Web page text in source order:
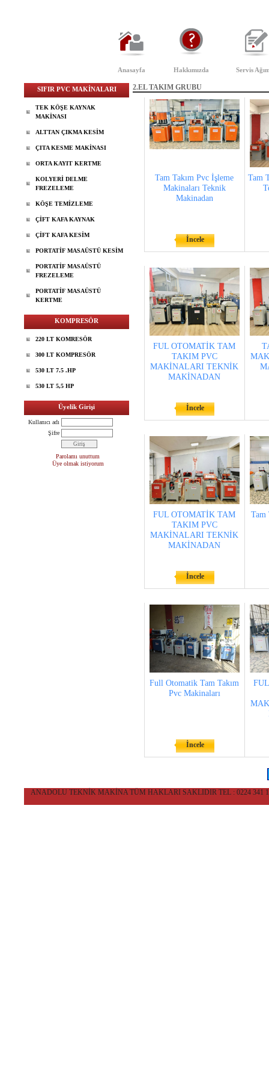
Anasayfa Hakkımızda Servis
SIFIR PVC MAKİNALARI
TEK KÖŞE KAYNAK
MAKİNASI
ALTTAN ÇIKMA KESİM
ÇITA KESME MAKİNASI
ORTA KAYIT KERTME
KOLYERİ DELME
FREZELEME
KÖŞE TEMİZLEME
ÇİFT KAFA KAYNAK
ÇİFT KAFA KESİM
PORTATİF MASAÜSTÜ KESİM
PORTATİF MASAÜSTÜ
FREZELEME
PORTATİF MASAÜSTÜ
KERTME
KOMPRESÖR
220 LT KOMRESÖR
300 LT KOMPRESÖR
530 LT 7.5 .HP
530 LT 5,5 HP
Üyelik Girişi
Kullanıcı adı
Şifre
Parolamı unuttum
Üye olmak istiyorum
2.EL TAKIM GRUBU
Tam Takım Pvc İşleme
Makinaları Teknik
Makinadan
İncele
Tam
FUL OTOMATİK TAM
TAKIM PVC
MAKİNALARI TEKNİK
MAKİNADAN
İncele
FUL OTOMATİK TAM
TAKIM PVC
MAKİNALARI TEKNİK
MAKİNADAN
İncele
Tam
Full Otomatik Tam Takım
Pvc Makinaları
İncele
ANADOLU TEKNİK MAKİNA TÜM HAKLARI SAKLIDIR TEL : 0224 341 10